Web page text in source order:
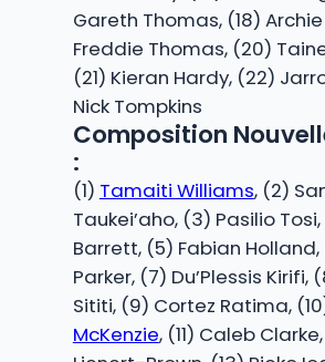
Gareth Thomas, (18)
Freddie Thomas, (20)
(21) Kieran Hardy, (22)
Nick Tompkins
Composition
:
(1) Tamaiti Williams, (2)
Taukei’aho, (3) Pasilio
Barrett, (5) Fabian
Parker, (7) Du’Plessis Kirifi,
Sititi, (9) Cortez Ratima,
McKenzie, (11) Caleb